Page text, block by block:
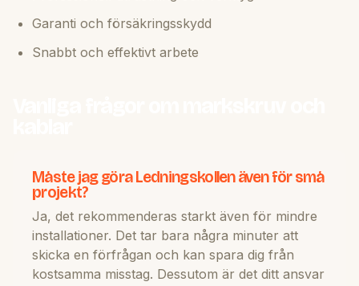
Garanti och försäkringsskydd
Snabbt och effektivt arbete
Måste jag göra Ledningskollen även för små
projekt?
Ja, det rekommenderas starkt även för mindre
installationer. Det tar bara några minuter att
skicka en förfrågan och kan spara dig från
kostsamma misstag. Dessutom är det ditt ansvar